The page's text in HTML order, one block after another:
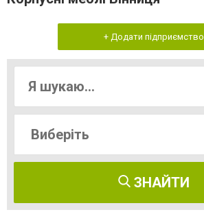
+ Додати підприємство
ЗНАЙТИ